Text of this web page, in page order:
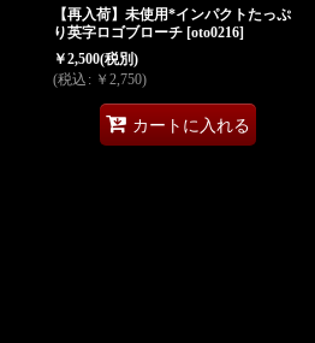
【再入荷】未使用*インパクトたっぷ
り英字ロゴブローチ [oto0216]
￥2,500(税別)
(税込 : ￥ 2,750)
カートに入れる